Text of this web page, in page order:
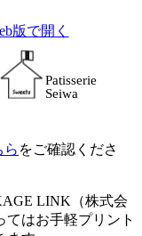
版で開く
ら をご確認くださ
LINK（株式会
はお手軽プリント